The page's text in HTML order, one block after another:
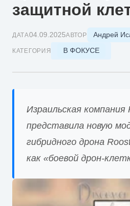
защитной
ДАТА04.09.2025АВТОР Андрей
КАТЕГОРИЯ В ФОКУСЕ
Израильская компания
представила новую
гибридного дрона
как «боевой дрон-